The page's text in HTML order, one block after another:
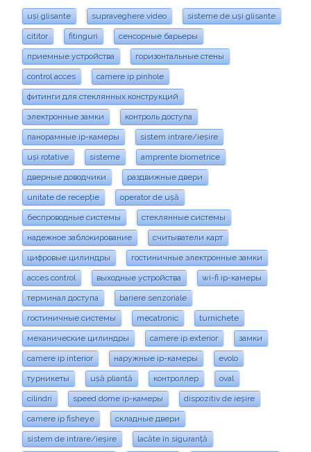
uși glisante supraveghere video sisteme de uși glisante
cititor fitinguri сенсорные барьеры
приемные устройства горизонтальные стены
control acces camere ip pinhole
фитинги для стеклянных конструкций
электронные замки контроль доступа
панорамные ip-камеры sistem intrare/ieșire
uși rotative sisteme amprente biometrice
дверные доводчики раздвижные двери
unitate de recepție operator de ușă
беспроводные системы стеклянные системы
надежное заблокирование считыватели карт
цифровые цилиндры гостиничные электронные замки
acces control выходные устройства wi-fi ip-камеры
терминал доступа bariere senzoriale
гостиничные системы mecatronic turnichete
механические цилиндры camere ip exterior замки
camere ip interior наружные ip-камеры evolo
турникеты ușă pliantă контроллер oval
cilindri speed dome ip-камеры dispozitiv de ieșire
camere ip fisheye складные двери
sistem de intrare/ieșire lacăte în siguranță